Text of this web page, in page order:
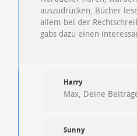
auszudrücken, Bücher
allem bei der
gabs dazu einen
Harry
Max, Deine
Sunny